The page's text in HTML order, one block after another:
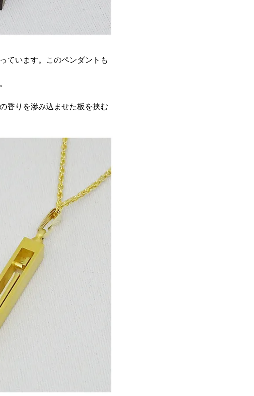
ています。このペンダントも
香りを滲み込ませた板を挟む